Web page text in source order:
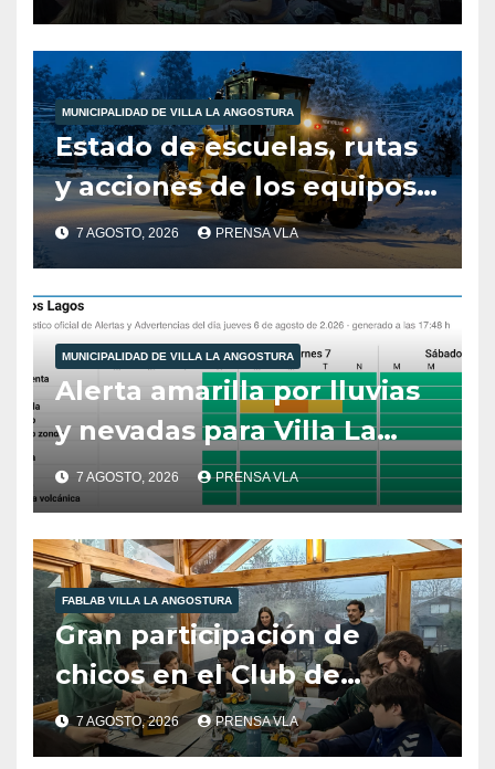
de Sabores.
MUNICIPALIDAD DE VILLA LA ANGOSTURA
Estado de escuelas, rutas
y acciones de los equipos
municipales – Villa La
Angostura – 7 de agosto –
10:00 hs
7 AGOSTO, 2026 PRENSA VLA
MUNICIPALIDAD DE VILLA LA ANGOSTURA
Alerta amarilla por lluvias
y nevadas para Villa La
Angostura.
7 AGOSTO, 2026 PRENSA VLA
FABLAB VILLA LA ANGOSTURA
Gran participación de
chicos en el Club de
Robótica de FabLab
Angostura.
7 AGOSTO, 2026 PRENSA VLA